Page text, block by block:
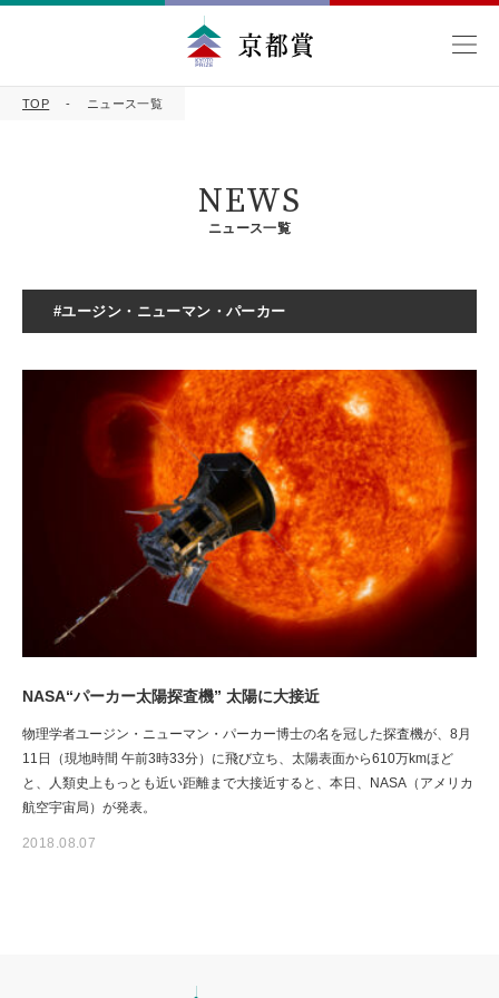
TOP ニュース一覧
NEWS
ニュース一覧
#ユージン・ニューマン・パーカー
NASA“パーカー太陽探査機” 太陽に大接近
物理学者ユージン・ニューマン・パーカー博士の名を冠した探査機が、8月
11日（現地時間 午前3時33分）に飛び立ち、太陽表面から610万kmほど
と、人類史上もっとも近い距離まで大接近すると、本日、NASA（アメリカ
航空宇宙局）が発表。
2018.08.07